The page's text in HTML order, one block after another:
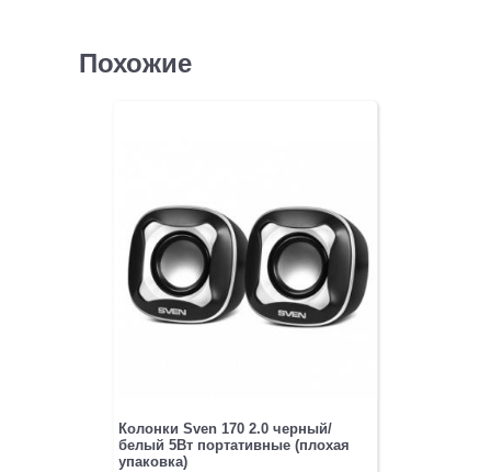
Похожие
Колонки Sven 170 2.0 черный/
белый 5Вт портативные (плохая
упаковка)